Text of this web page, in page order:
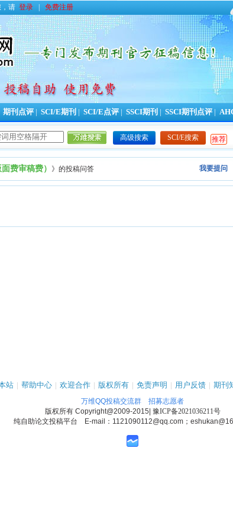
请 登录 免费注册
期刊点评 SCI/E期刊 SCI/E点评 SSCI期刊 SSCI期刊点评
高级搜索 SCI/E搜索 推荐
费审稿费） 》的投稿问答 我要提问
站 | 帮助中心 | 欢迎合作 | 版权所有 | 免责声明 | 用户反馈 | 期刊
万维QQ投稿交流群
招募志愿者
版权所有 Copyright@2009-2015 豫ICP备2021036211号
纯自助论文投稿平台 E-mail：1121090112@qq.com；